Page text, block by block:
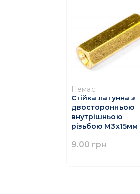
Немає
Стійка латунна з
двосторонньою
внутрішньою
різьбою M3х15мм
9.00 грн